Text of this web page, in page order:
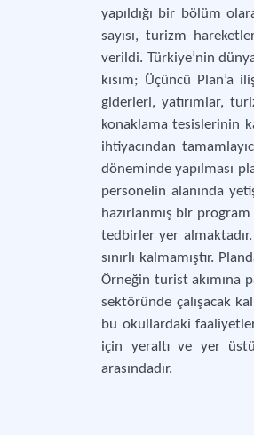
yapıldığı bir bölüm
sayısı, turizm
verildi. Türkiye’nin
kısım; Üçüncü Plan’a
giderleri, yatırımlar,
konaklama tesislerinin
ihtiyacından
döneminde yapılması
personelin alanında
hazırlanmış bir
tedbirler yer
sınırlı kalmamıştır.
Örneğin turist akımına
sektöründe çalışacak
bu okullardaki
için yeraltı ve yer
arasındadır.